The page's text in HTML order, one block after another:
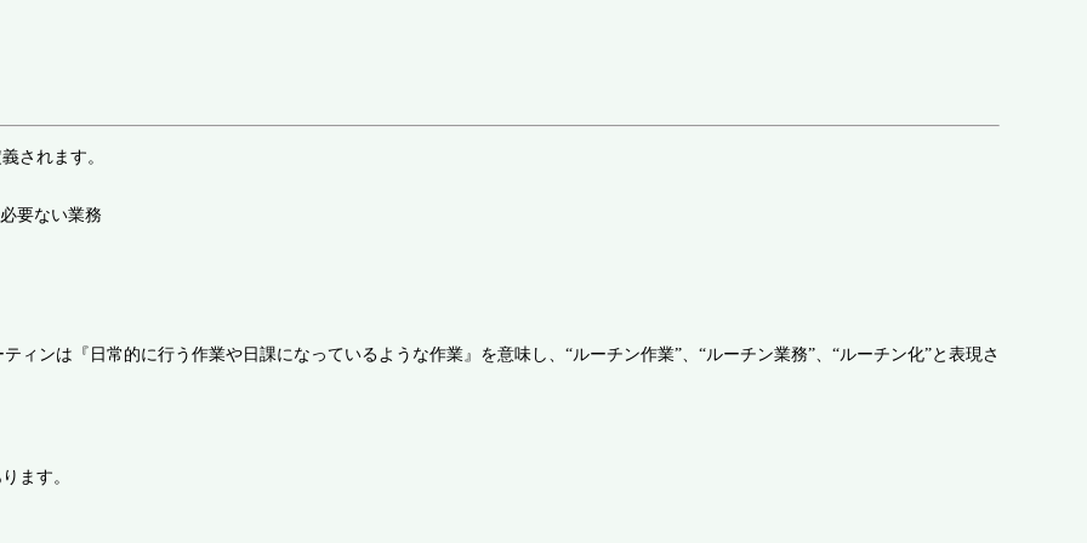
されます。
要ない業務
ィンは『日常的に行う作業や日課になっているような作業』を意味し、“ルーチン作業”、“ルーチン業務”、“ルーチン化”と表現さ
ます。